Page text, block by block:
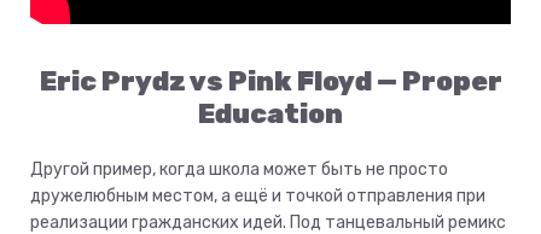
Eric Prydz vs Pink Floyd — Proper
Education
Другой пример, когда школа может быть не просто
дружелюбным местом, а ещё и точкой отправления при
реализации гражданских идей. Под танцевальный ремикс